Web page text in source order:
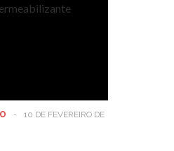
-
10 DE FEVEREIRO DE